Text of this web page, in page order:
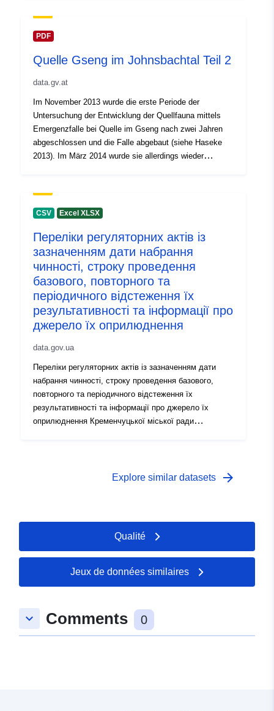
PDF
Quelle Gseng im Johnsbachtal Teil 2
data.gv.at
Im November 2013 wurde die erste Periode der
Untersuchung der Entwicklung der Quellfauna mittels
Emergenzfalle bei Quelle im Gseng nach zwei Jahren
abgeschlossen und die Falle abgebaut (siehe Haseke
2013). Im März 2014 wurde sie allerdings wieder
Falle daher von den Experten befürwortet wurde.
CSV Excel XLSX
Переліки регуляторних актів із
зазначенням дати набрання
чинності, строку проведення
базового, повторного та
періодичного відстеження їх
результативності та інформації про
джерело їх оприлюднення
data.gov.ua
Переліки регуляторних актів із зазначенням дати
набрання чинності, строку проведення базового,
повторного та періодичного відстеження їх
результативності та інформації про джерело їх
оприлюднення Кременчуцької міської ради
Explore similar datasets arrow_forward
Qualité
Jeux de données similaires
keyboard_arrow_down Comments 0